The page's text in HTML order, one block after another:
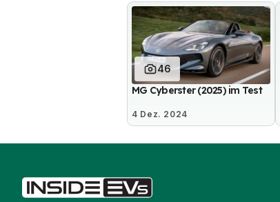
46
MG Cyberster (2025) im Test
4 Dez. 2024